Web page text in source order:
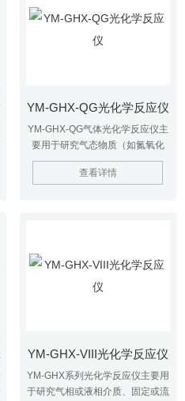
用化学合成、环境保护以及生命科
学等研究领域。
YM-GHX-QG光化学反应仪
YM-GHX-QG气体光化学反应仪主
要用于研究气态物质（如氮氧化
物、硫氧化物、烃类和其它有机物
等）和固相表面的光化学变化，也
查看详情
YM-GHX-VIII光化学反应仪
YM-GHX系列光化学反应仪主要用
于研究气相或液相介质、固定或流